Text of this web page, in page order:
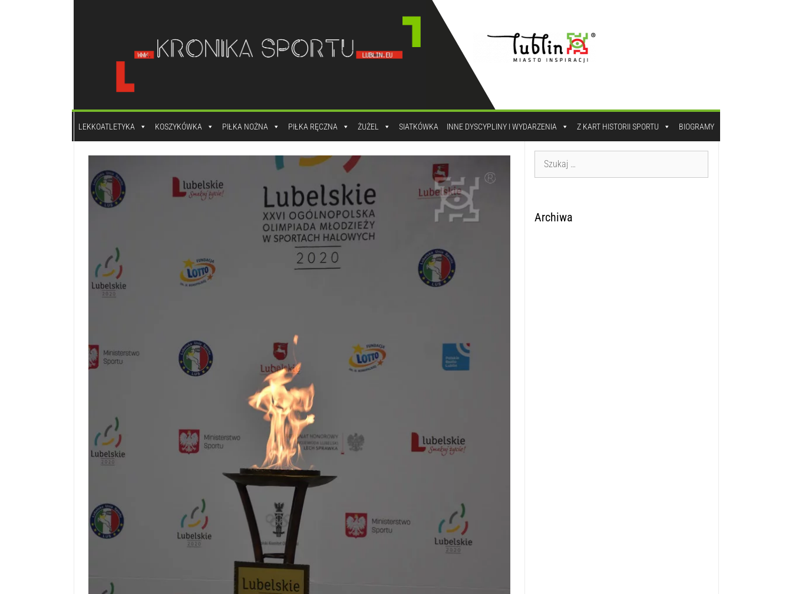
LEKKOATLETYKA KOSZYKÓWKA PIŁKA NOŻNA PIŁKA RĘCZNA ŻUŻEL SIATKÓWKA INNE DYSCYPLINY I WYDARZENIA Z KART HISTORII SPORTU BIOGRAMY
Archiwa